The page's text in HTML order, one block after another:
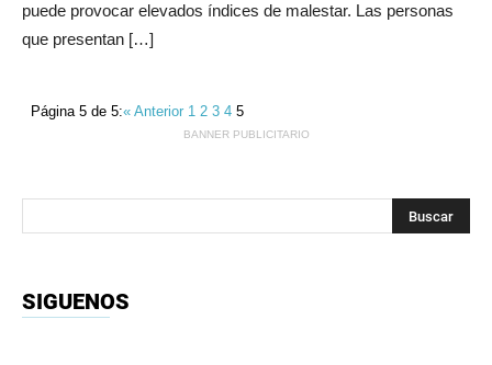
puede provocar elevados índices de malestar. Las personas
que presentan […]
Página 5 de 5:« Anterior 12345
BANNER PUBLICITARIO
SIGUENOS